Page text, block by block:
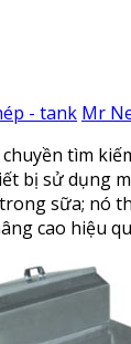
- tank Mr
tìm
bị sử dụng
sữa; nó
cao hiệu